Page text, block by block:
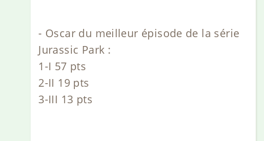
- Oscar du meilleur épisode de la série
Jurassic Park :
1-I 57 pts
2-II 19 pts
3-III 13 pts